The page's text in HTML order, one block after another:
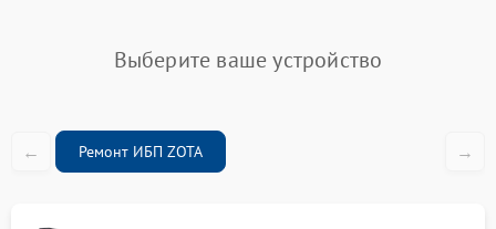
Выберите ваше устройство
← Ремонт ИБП ZOTA →